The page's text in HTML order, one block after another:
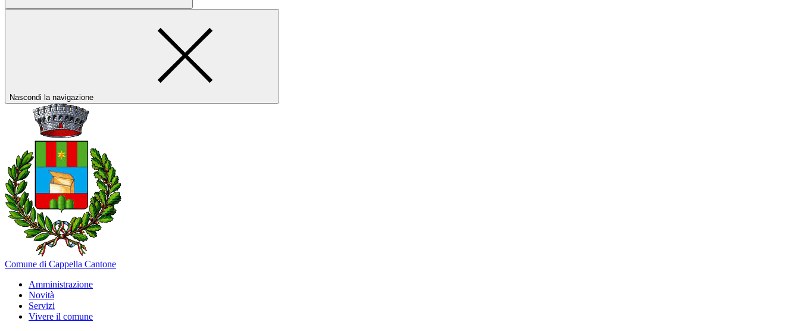
Nascondi la navigazione
Comune di Cappella Cantone
Amministrazione
Novità
Servizi
Vivere il comune